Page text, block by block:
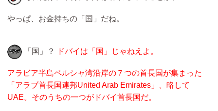
やっぱ、お金持ちの「国」だね。
「国」？ ドバイは「国」じゃねえよ。
アラビア半島ペルシャ湾沿岸の７つの首長国が集まった
「アラブ首長国連邦United Arab Emirates」、略して
UAE。そのうちの一つがドバイ首長国だ。